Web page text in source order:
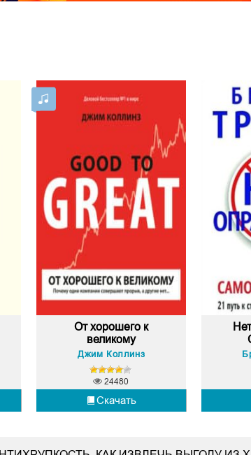
От хорошего к
великому
Джим Коллинз
Скачать
24480